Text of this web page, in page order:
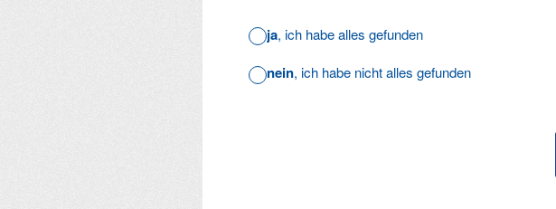
ja, ich habe alles gefunden
nein, ich habe nicht alles gefunden